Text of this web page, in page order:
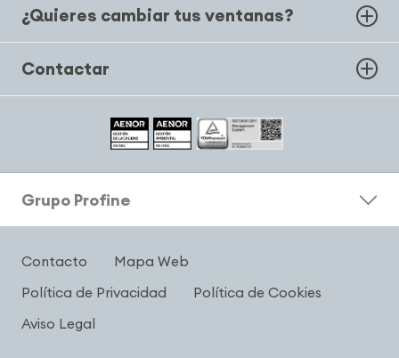
¿Quieres cambiar tus ventanas?
Contactar
Grupo Profine
Contacto
Mapa Web
Política de Privacidad
Política de Cookies
Aviso Legal